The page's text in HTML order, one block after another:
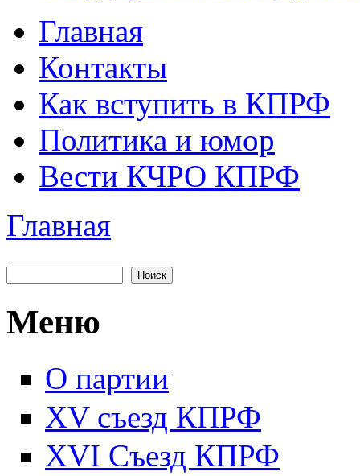
Главное меню
Главная
Контакты
Как вступить в КПРФ
Политика и юмор
Вести КЧРО КПРФ
Вы здесь
Главная
Форма поиска
Меню
О партии
XV съезд КПРФ
XVI Съезд КПРФ